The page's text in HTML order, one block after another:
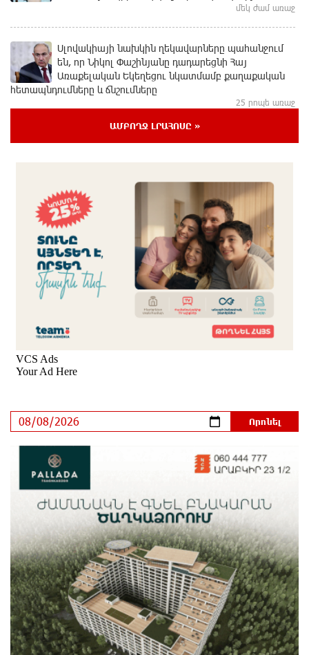
մեկ ժամ առաջ
Սլովակիայի նախկին ղեկավարները պահանջում
են, որ Նիկոլ Փաշինյանը դադարեցնի Հայ
Առաքելական Եկեղեցու նկատմամբ քաղաքական
հետապնդումները և ճնշումները
25 րոպե առաջ
Բանկային գաղտնիքի ապօրինի արտահոսք,
8 րոպե առաջ
Ավետիք Չալաբյանն օրինակելի հայ է և չի
վախենում իշխանությունների
ապօրինություններից. Լարիսա Ալավերդյան
14 րոպե առաջ
Մեր ուժը մեր աշխատակիցներն են. ԶՊՄԿ
մեկ ժամ առաջ
«Պատմական հիշողությունը չի կարելի
Երևանի և մարզերի տասնյակ հասցեներում
օգոստոսի 10-ին, 11-ին, 12-ին և 13-ին գազ չի
լինելու
Հայ ուշուիստները 37 մեդալ են նվաճել
միջազգային մրցաշարում
11 ժամ առաջ
ԱՄՆ Սենատը մեծամասնությամբ ընդունել է
Ռուսաստանի և Իրանի դեմ պատժամիջոցների
ընդլայնման օրինագիծը
11 ժամ առաջ
ԱՄԲՈՂՋ ԼՐԱՀՈՍԸ »